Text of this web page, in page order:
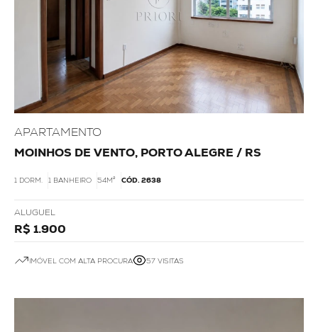
APARTAMENTO
MOINHOS DE VENTO, PORTO ALEGRE / RS
1 DORM. 1 BANHEIRO 54M² CÓD. 2638
ALUGUEL
R$ 1.900
IMÓVEL COM ALTA PROCURA 57 VISITAS